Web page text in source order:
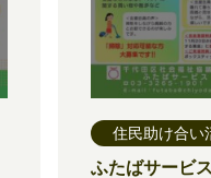
住民助け合い
ふたばサービ